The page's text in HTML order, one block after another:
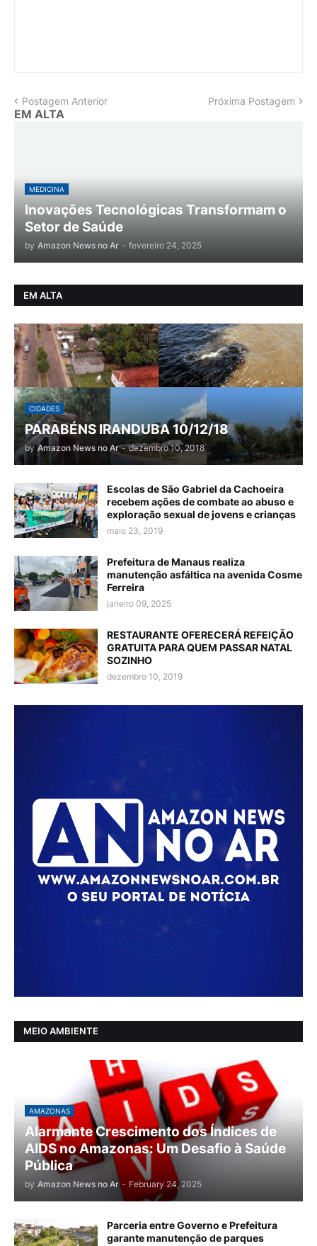
Postagem Anterior Próxima Postagem
EM ALTA
MEDICINA
Inovações Tecnológicas Transformam o
Setor de Saúde
by Amazon News no Ar - fevereiro 24, 2025
EM ALTA
CIDADES
PARABÉNS IRANDUBA 10/12/18
by Amazon News no Ar - dezembro 10, 2018
Escolas de São Gabriel da Cachoeira
recebem ações de combate ao abuso e
exploração sexual de jovens e crianças
maio 23, 2019
Prefeitura de Manaus realiza
manutenção asfáltica na avenida Cosme
Ferreira
janeiro 09, 2025
RESTAURANTE OFERECERÁ REFEIÇÃO
GRATUITA PARA QUEM PASSAR NATAL
SOZINHO
dezembro 10, 2019
MEIO AMBIENTE
AMAZONAS
Alarmante Crescimento dos Índices de
AIDS no Amazonas: Um Desafio à Saúde
Pública
by Amazon News no Ar - February 24, 2025
Parceria entre Governo e Prefeitura
garante manutenção de parques